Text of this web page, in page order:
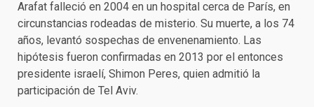
Arafat falleció en 2004 en un hospital cerca de París, en
circunstancias rodeadas de misterio. Su muerte, a los 74
años, levantó sospechas de envenenamiento. Las
hipótesis fueron confirmadas en 2013 por el entonces
presidente israelí, Shimon Peres, quien admitió la
participación de Tel Aviv.